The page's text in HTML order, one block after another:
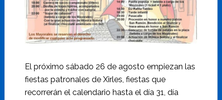
El próximo sábado 26 de agosto empiezan las
fiestas patronales de Xirles, fiestas que
recorrerán el calendario hasta el día 31, día